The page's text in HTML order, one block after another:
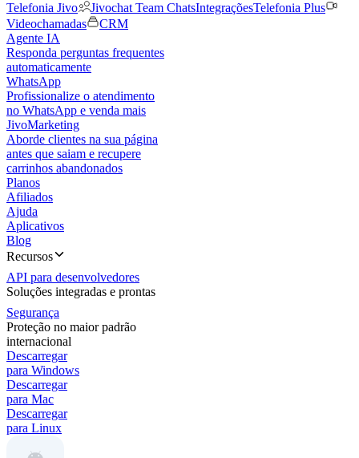
Telefonia Jivo
Jivochat Team ChatsIntegraçõesTelefonia Plus
Videochamadas
CRM
Agente IA
Responda perguntas frequentes
automaticamente
WhatsApp
Profissionalize o atendimento
no WhatsApp e venda mais
JivoMarketing
Aborde clientes na sua página
antes que saiam e recupere
carrinhos abandonados
Planos
Afiliados
Ajuda
Aplicativos
Blog
Recursos
API para desenvolvedores
Soluções integradas e prontas
Segurança
Proteção no maior padrão
internacional
Descarregar
para Windows
Descarregar
para Mac
Descarregar
para Linux